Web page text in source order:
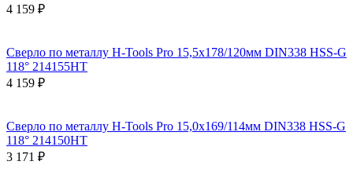
4 159 ₽
Сверло по металлу H-Tools Pro 15,5x178/120мм DIN338 HSS-G
118° 214155HT
4 159 ₽
Сверло по металлу H-Tools Pro 15,0x169/114мм DIN338 HSS-G
118° 214150HT
3 171 ₽